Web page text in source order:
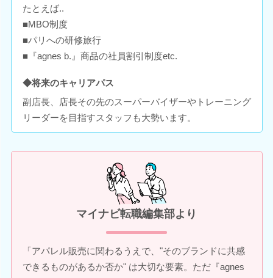
たとえば..
■MBO制度
■パリへの研修旅行
■『agnes b.』商品の社員割引制度etc.
◆将来のキャリアパス
副店長、店長その先のスーパーバイザーやトレーニング
リーダーを目指すスタッフも大勢います。
マイナビ転職編集部より
「アパレル販売に関わるうえで、"そのブランドに共感
できるものがあるか否か" は大切な要素。ただ『agnes